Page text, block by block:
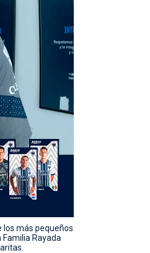
los más pequeños
Rayada